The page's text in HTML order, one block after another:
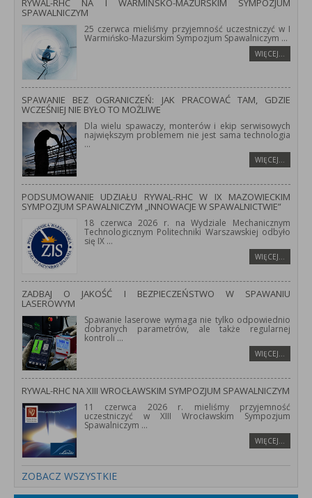
RYWAL-RHC NA I WARMIŃSKO-MAZURSKIM SYMPOZJUM
SPAWALNICZYM
25 czerwca mieliśmy przyjemność uczestniczyć w I
Warmińsko-Mazurskim Sympozjum Spawalniczym ...
WIĘCEJ…
SPAWANIE BEZ OGRANICZEŃ: JAK PRACOWAĆ TAM, GDZIE
WCZEŚNIEJ NIE BYŁO TO MOŻLIWE
Dla wielu spawaczy, monterów i ekip serwisowych
największym problemem nie jest sama technologia
...
WIĘCEJ…
PODSUMOWANIE UDZIAŁU RYWAL-RHC W IX MAZOWIECKIM
SYMPOZJUM SPAWALNICZYM „INNOWACJE W SPAWALNICTWIE”
18 czerwca 2026 r. na Wydziale Mechanicznym
Technologicznym Politechniki Warszawskiej odbyło
się IX ...
WIĘCEJ…
ZADBAJ O JAKOŚĆ I BEZPIECZEŃSTWO W SPAWANIU
LASEROWYM
Spawanie laserowe wymaga nie tylko odpowiednio
dobranych parametrów, ale także regularnej
kontroli...
WIĘCEJ…
RYWAL-RHC NA XIII WROCŁAWSKIM SYMPOZJUM SPAWALNICZYM
11 czerwca 2026 r. mieliśmy przyjemność
uczestniczyć w XIII Wrocławskim Sympozjum
Spawalniczym ...
WIĘCEJ…
ZOBACZ WSZYSTKIE